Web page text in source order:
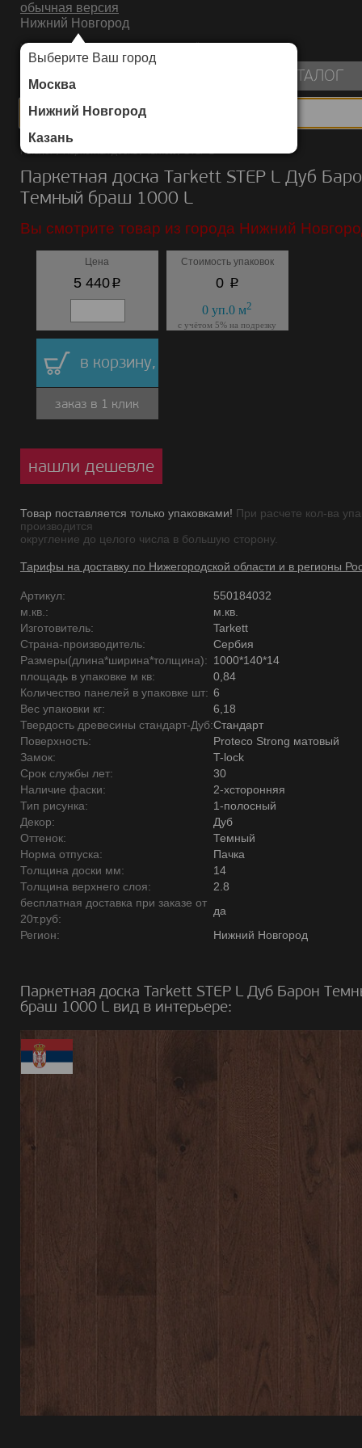
обычная версия
Нижний Новгород
Выберите Ваш город
Москва
Нижний Новгород
Казань
ИНТЕРНЕТ-МАГАЗИН НАПОЛЬНЫХ ПОКРЫТИЙ
КАТАЛОГ
Каталог/Паркетная доска/Tarkett/STEP L
Паркетная доска Tarkett STEP L Дуб
Темный браш 1000 L
Вы смотрите товар из города Нижний
Цена
5 440p
Стоимость упаковок
0 p
0 уп.0 м2
с учётом 5% на подрезку
в корзину,
заказ в 1 клик
нашли дешевле
Товар поставляется только упаковками! При расчете кол-ва
производится
округление до целого числа в большую сторону.
Тарифы на доставку по Нижегородской области и в регионы
Артикул:
550184032
м.кв.:
м.кв.
Изготовитель:
Tarkett
Страна-производитель:
Сербия
Размеры(длина*ширина*толщина): 1000*140*14
площадь в упаковке м кв:
0,84
Количество панелей в упаковке шт: 6
Вес упаковки кг:
6,18
Твердость древесины стандарт-Дуб:Стандарт
Поверхность:
Proteco Strong матовый
Замок:
T-lock
Срок службы лет:
30
Наличие фаски:
2-хсторонняя
Тип рисунка:
1-полосный
Декор:
Дуб
Оттенок:
Темный
Норма отпуска:
Пачка
Толщина доски мм:
14
Толщина верхнего слоя:
2.8
бесплатная доставка при заказе от
20т.руб:
да
Регион:
Нижний Новгород
Паркетная доска Tarkett STEP L Дуб Барон
браш 1000 L вид в интерьере: